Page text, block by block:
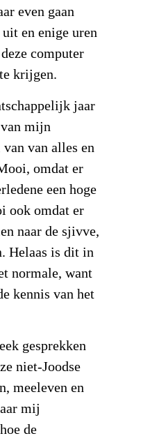
even gaan
en enige uren
computer
krijgen.
jaar
mijn
van alles en
omdat er
een hoge
ook omdat er
naar de sjivve,
Helaas is dit in
normale, want
kennis van het
gesprekken
niet-Joodse
meeleven en
mij
de